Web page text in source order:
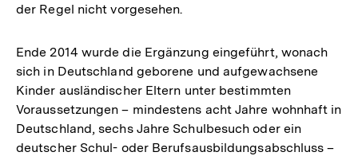
Link:
der Regel nicht vorgesehen.
Ende 2014 wurde die Ergänzung eingeführt, wonach
sich in Deutschland geborene und aufgewachsene
Kinder ausländischer Eltern unter bestimmten
Voraussetzungen – mindestens acht Jahre wohnhaft in
Deutschland, sechs Jahre Schulbesuch oder ein
deutscher Schul- oder Berufsausbildungsabschluss –